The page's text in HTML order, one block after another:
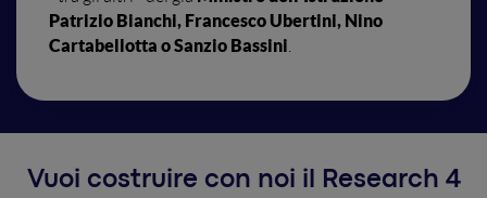
Patrizio Bianchi, Francesco Ubertini, Nino
Cartabellotta o Sanzio Bassini
Vuoi costruire con noi il Research 4